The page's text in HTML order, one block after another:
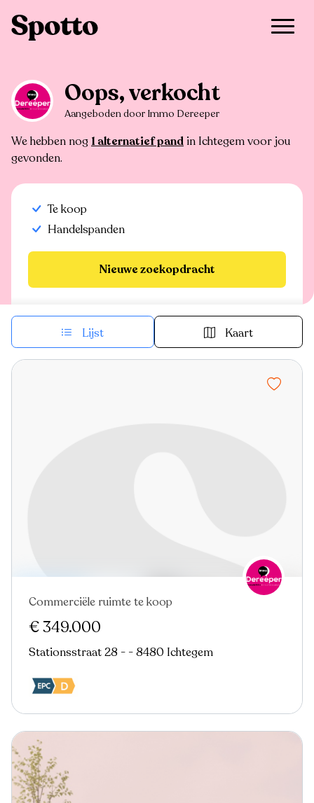
Oops, verkocht
Aangeboden door Immo Dereeper
We hebben nog 1 alternatief pand in Ichtegem voor jou
gevonden.
Te koop
Handelspanden
Nieuwe zoekopdracht
Lijst Kaart
Virtual tour
Commerciële ruimte te koop
€ 349.000
Stationsstraat 28 - - 8480 Ichtegem